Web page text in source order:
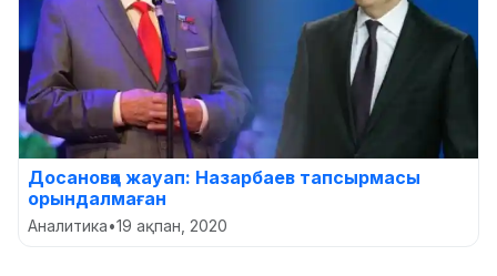
Досановқа жауап: Назарбаев тапсырмасы
орындалмаған
Аналитика•19 ақпан, 2020